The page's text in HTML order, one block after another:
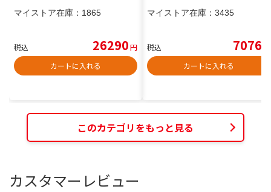
マイストア在庫： 1865
税込 26290円
カートに入れる
マイストア在庫： 3435
税込 7076
カートに入れる
このカテゴリをもっと見る
カスタマーレビュー